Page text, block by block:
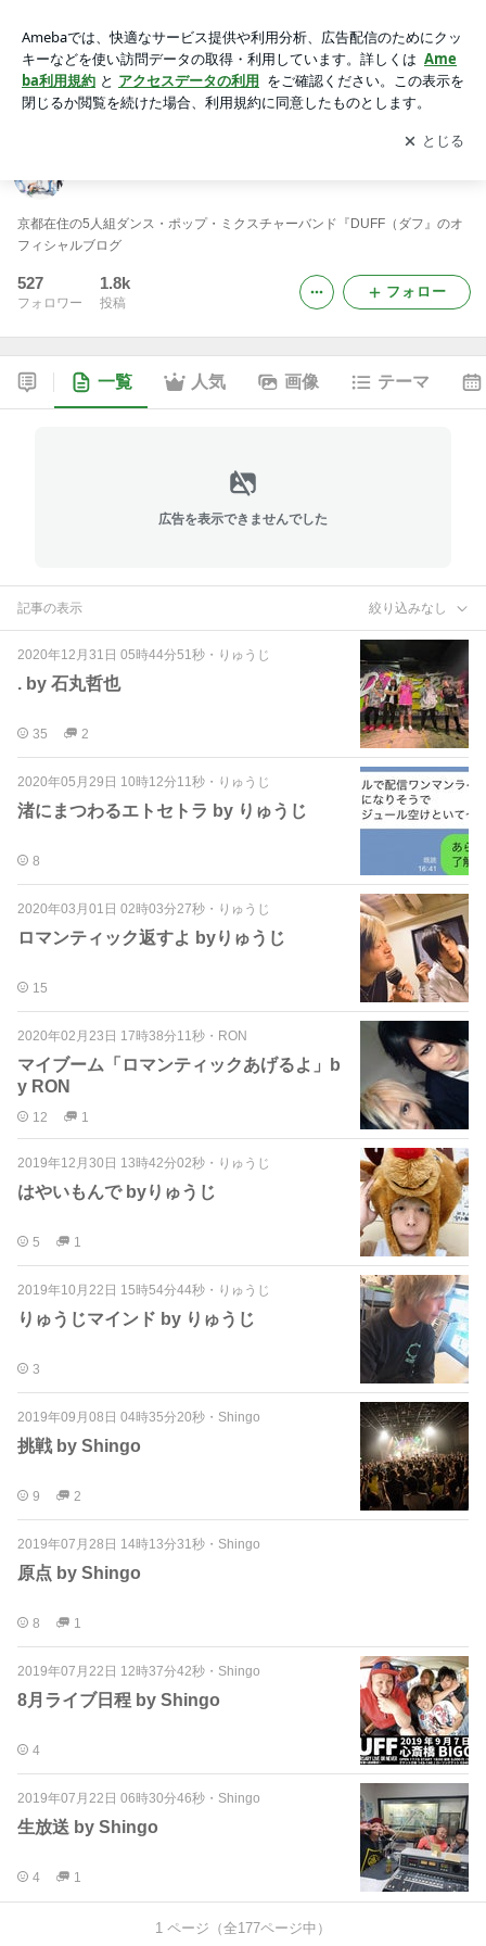
アプリをダウンロードして ブログの更新通知
を受け取りまし
ょう。
開く
京都在住の5人組ダンス・ポップ・ミクスチャーバンド『DUFF（ダフ』のオ
フィシャルブログ
527
フォロワー
1.8k
投稿
フォロー
一覧 人気 画像 テーマ
広告を表示できませんでした
記事の表示 絞り込みなし
2020年12月31日 05時44分51秒 ・ りゅうじ
. by 石丸哲也
35 2
2020年05月29日 10時12分11秒 ・ りゅうじ
渚にまつわるエトセトラ by りゅうじ
8
2020年03月01日 02時03分27秒 ・ りゅうじ
ロマンティック返すよ byりゅうじ
15
2020年02月23日 17時38分11秒 ・ RON
マイブーム「ロマンティックあげるよ」b
y RON
12 1
2019年12月30日 13時42分02秒 ・ りゅうじ
はやいもんで byりゅうじ
5 1
2019年10月22日 15時54分44秒 ・ りゅうじ
りゅうじマインド by りゅうじ
3
2019年09月08日 04時35分20秒 ・ Shingo
挑戦 by Shingo
9 2
2019年07月28日 14時13分31秒 ・ Shingo
原点 by Shingo
8 1
2019年07月22日 12時37分42秒 ・ Shingo
8月ライブ日程 by Shingo
4
2019年07月22日 06時30分46秒 ・ Shingo
生放送 by Shingo
4 1
1 ページ（全177ページ中）